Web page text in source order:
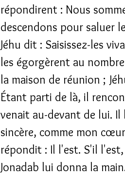
répondirent : Nous
descendons pour saluer
Jéhu dit : Saisissez-les
les égorgèrent au
la maison de réunion ;
Étant parti de là, il
venait au-devant de lui.
sincère, comme mon
répondit : Il l'est. S'il
Jonadab lui donna la